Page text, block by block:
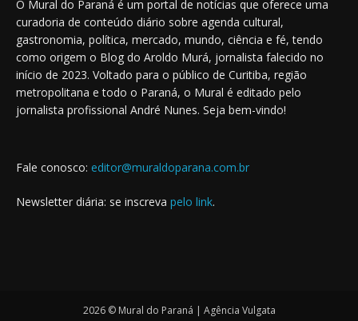
O Mural do Paraná é um portal de notícias que oferece uma
curadoria de conteúdo diário sobre agenda cultural,
gastronomia, política, mercado, mundo, ciência e fé, tendo
como origem o Blog do Aroldo Murá, jornalista falecido no
início de 2023. Voltado para o público de Curitiba, região
metropolitana e todo o Paraná, o Mural é editado pelo
jornalista profissional André Nunes. Seja bem-vindo!
Fale conosco: editor@muraldoparana.com.br
Newsletter diária: se inscreva pelo link.
2026 © Mural do Paraná | Agência Vulgata